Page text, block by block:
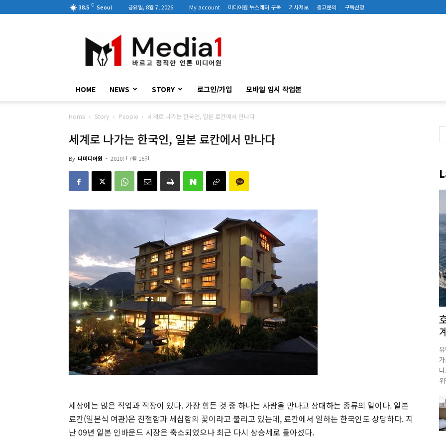
38.5 C Seoul 금요일, 8월 7, 2026 My account 미디어원 뉴스레터 구독 기사제보 광고문의 구독신청
디
어
원
HOME NEWS STORY 로그인/가입 모바일 임시 작업본
Home Story People 세계로 나가는 한국인, 일본 료칸에서 만나다
세계로 나가는 한국인, 일본 료칸에서 만나다
By 더미디어원 - 2010년 7월 16일
세상에는 많은 직업과 직장이 있다. 가장 힘든 것 중 하나는 사람을 만나고 상대하는 종류의 일이다. 일본
료칸(일본식 여관)은 친절함과 세심함의 꽃이라고 불리고 있는데, 료칸에서 일하는 한국인도 상당하다. 지
난 09년 일본 인바운드 시장은 축소되었으나 최근 다시 상승세로 돌아섰다.